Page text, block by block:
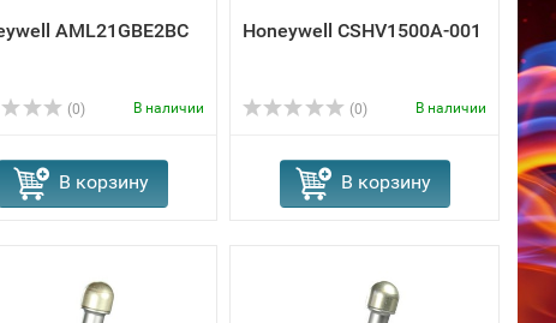
AML21GBE2BC
(0) В наличии
В корзину
Honeywell CSHV1500A-001
(0) В наличии
В корзину